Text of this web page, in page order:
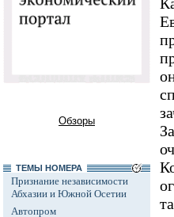
Обзоры
ТЕМЫ НОМЕРА
Признание независимости
Абхазии и Южной Осетии
Автопром